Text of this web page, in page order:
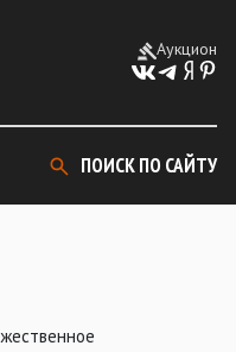
Аукцион
ПОИСК ПО САЙТУ